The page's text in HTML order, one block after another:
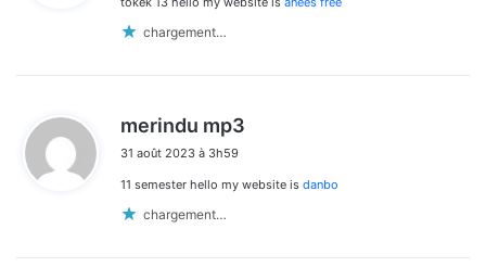
chargement…
merindu mp3
31 août 2023 à 3h59
11 semester hello my website is danbo
chargement…